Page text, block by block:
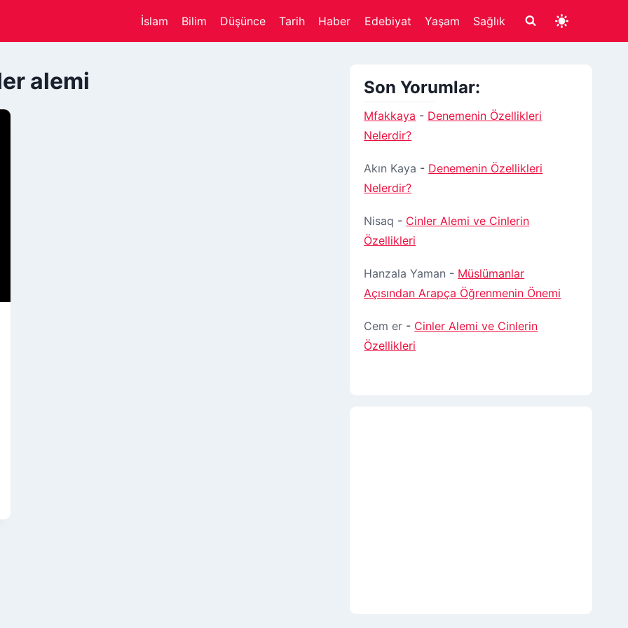
İslam Bilim Düşünce Tarih Haber Edebiyat Yaşam Sağlık
alemi Son Yorumlar:
Mfakkaya - Denemenin Özellikleri
Nelerdir?
Akın Kaya - Denemenin Özellikleri
Nelerdir?
Nisaq - Cinler Alemi ve Cinlerin
Özellikleri
Hanzala Yaman - Müslümanlar
Açısından Arapça Öğrenmenin Önemi
Cem er - Cinler Alemi ve Cinlerin
Özellikleri